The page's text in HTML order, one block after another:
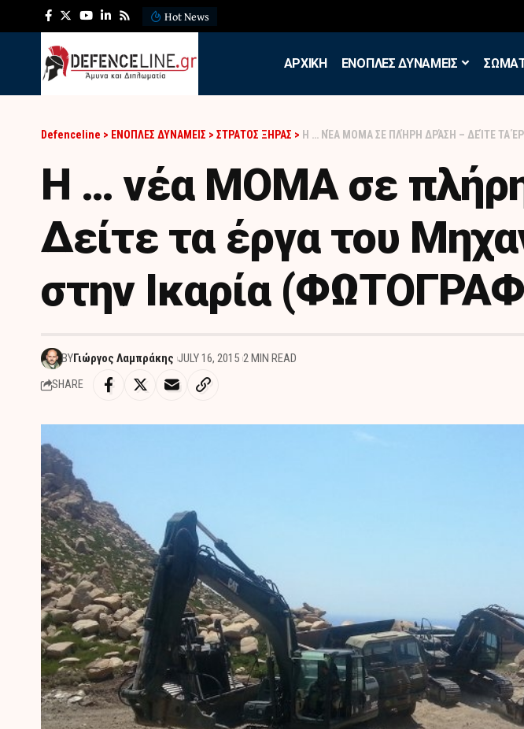
Hot News
APXIKH ΕΝΟΠΛΕΣ ΔΥΝΑΜΕΙΣ
Defenceline > ΕΝΟΠΛΕΣ ΔΥΝΑΜΕΙΣ > ΣΤΡΑΤΟΣ ΞΗΡΑΣ > Η … ΝΈΑ ΜΟΜΑ ΣΕ ΠΛΉΡΗ ΔΡΆΣΗ – ΔΕΊΤΕ ΤΑ ΈΡΓΑ
Η … νέα ΜΟΜΑ σε
Δείτε τα έργα του
στην Ικαρία
BYΓιώργος Λαμπράκης JULY 16, 2015 2 MIN READ
SHARE